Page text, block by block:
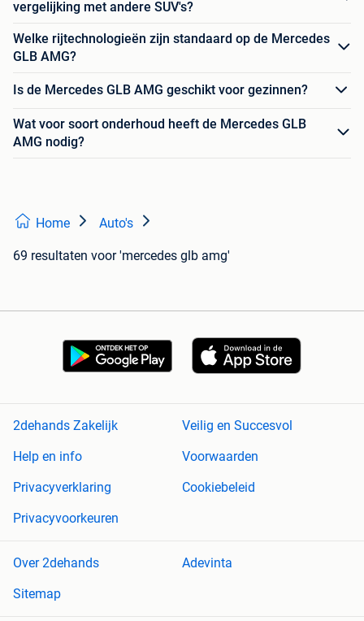
vergelijking met andere SUV's?
Welke rijtechnologieën zijn standaard op de Mercedes
GLB AMG?
Is de Mercedes GLB AMG geschikt voor gezinnen?
Wat voor soort onderhoud heeft de Mercedes GLB
AMG nodig?
Home Auto's
69 resultaten voor 'mercedes glb amg'
2dehands Zakelijk
Veilig en Succesvol
Help en info
Voorwaarden
Privacyverklaring
Cookiebeleid
Privacyvoorkeuren
Over 2dehands
Adevinta
Sitemap